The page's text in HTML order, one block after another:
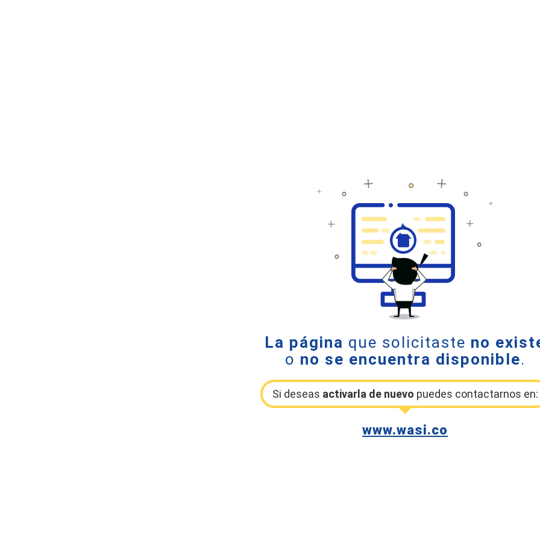
La página que solicitaste no
o no se encuentra disponible.
Si deseas activarla de nuevo puedes contactarnos en:
www.wasi.co